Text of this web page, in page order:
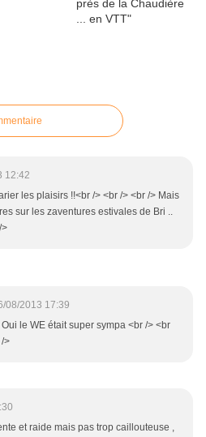
12:42
les plaisirs !!<br /> <br /> <br /> Mais
sur les zaventures estivales de Bri ..
08/2013 17:39
le WE était super sympa <br /> <br
>
et raide mais pas trop caillouteuse ,